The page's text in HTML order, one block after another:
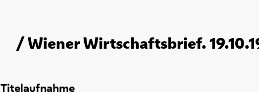
/ Wiener Wirtschaftsbrief.
Titelaufnahme